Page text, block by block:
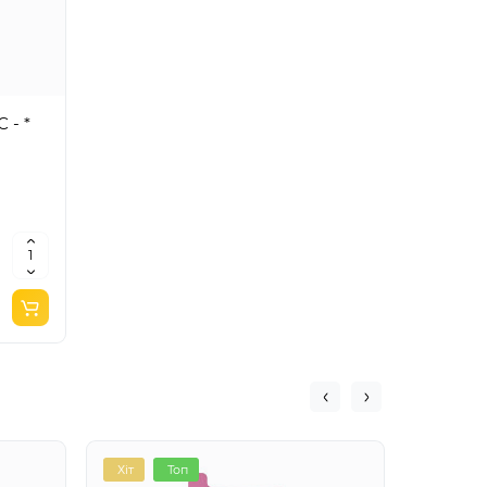
- *
Хіт Топ